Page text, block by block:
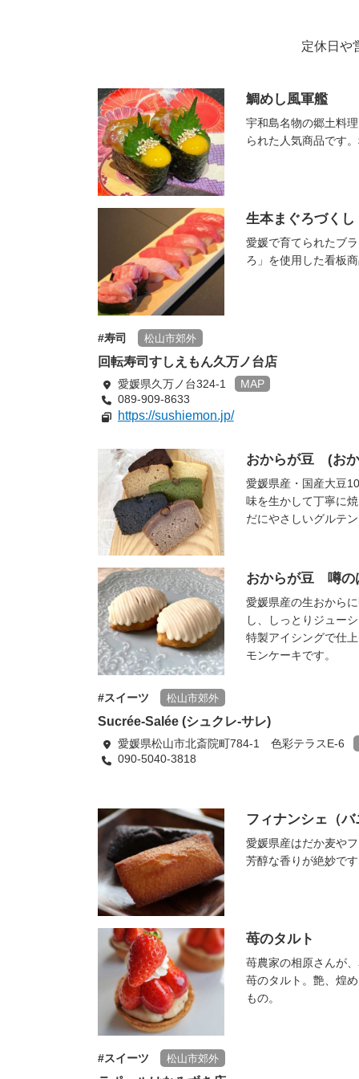
定休日や
鯛めし風軍艦
宇和島名物の郷土料
られた人気商品です
生本まぐろづくし
愛媛で育てられたブ
ろ」を使用した看板
寿司 松山市郊外
回転寿司すしえもん久万ノ台店
愛媛県久万ノ台324-1
MAP
089-909-8633
https://sushiemon.jp/
おからが豆 (お
愛媛県産・国産大豆
味を生かして丁寧に
だにやさしいグルテ
おからが豆 噂の
愛媛県産の生おから
し、しっとりジュー
特製アイシングで仕
モンケーキです。
スイーツ 松山市郊外
Sucrée-Salée (シュクレ-サレ)
愛媛県松山市北斎院町784-1 色彩テラスE-6
090-5040-3818
フィナンシェ（バ
愛媛県産はだか麦や
芳醇な香りが絶妙です
苺のタルト
苺農家の相原さんが
苺のタルト。艶、煌
もの。
スイーツ 松山市郊外